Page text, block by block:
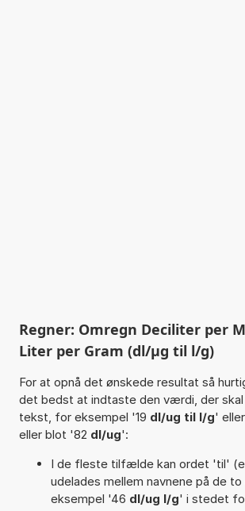
Regner: Omregn Deciliter per
Liter per Gram (dl/µg til l/g)
For at opnå det ønskede resultat så
det bedst at indtaste den værdi, der
tekst, for eksempel '19 dl/ug til l/g'
eller blot '82 dl/ug':
I de fleste tilfælde kan ordet 'til'
udelades mellem navnene på de
eksempel '46 dl/ug l/g' i stedet